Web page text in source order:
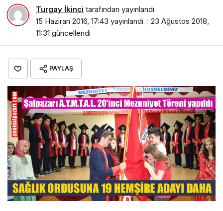
Turgay İkinci tarafından yayınlandı
15 Haziran 2016, 17:43 yayınlandı
23 Ağustos 2018,
11:31 güncellendi
PAYLAŞ